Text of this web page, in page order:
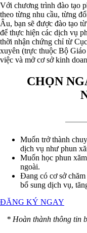
Với chương trình đào tạo
theo từng nhu cầu, từng
Âu, bạn sẽ được đào tạo
để thực hiện các dịch vụ
thời nhận chứng chỉ từ
xuyên (trực thuộc Bộ
việc và mở cơ sở kinh
CHỌN
Muốn trở thành
dịch vụ như phun
Muốn học phun
ngoài.
Đang có cơ sở
bổ sung dịch vụ,
ĐĂNG KÝ NGAY
* Hoàn thành thông tin